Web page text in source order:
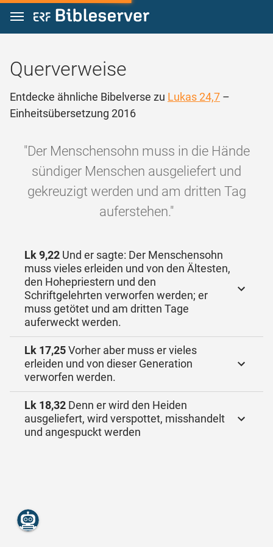
Zum Inhalt springen
Querverweise
Entdecke ähnliche Bibelverse zu Lukas 24,7 –
Einheitsübersetzung 2016
"Der Menschensohn muss in die Hände
sündiger Menschen ausgeliefert und
gekreuzigt werden und am dritten Tag
auferstehen."
Lk 9,22 Und er sagte: Der Menschensohn
muss vieles erleiden und von den Ältesten,
den Hohepriestern und den
Schriftgelehrten verworfen werden; er
muss getötet und am dritten Tage
auferweckt werden.
Lk 17,25Vorher aber muss er vieles
erleiden und von dieser Generation
verworfen werden.
Lk 18,32 Denn er wird den Heiden
ausgeliefert, wird verspottet, misshandelt
und angespuckt werden